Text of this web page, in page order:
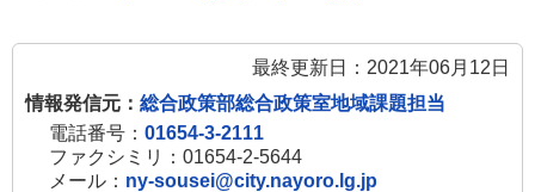
最終更新日：2021年06月12日
情報発信元： 総合政策部総合政策室地域課題担当
電話番号： 01654-3-2111
ファクシミリ：01654-2-5644
メール： ny-sousei@city.nayoro.lg.jp